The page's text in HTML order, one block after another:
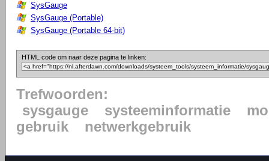
SysGauge
SysGauge (Portable)
SysGauge (Portable 64-bit)
HTML code om naar deze pagina te linken:
Trefwoorden:
sysgauge
systeeminformatie
gebruik
netwerkgebruik